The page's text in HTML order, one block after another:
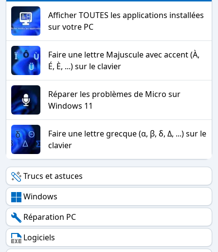
Afficher TOUTES les applications installées
sur votre PC
Faire une lettre Majuscule avec accent (À,
É, È, ...) sur le clavier
Réparer les problèmes de Micro sur
Windows 11
Faire une lettre grecque (α, β, δ, Δ, ...) sur le
clavier
Trucs et astuces
Windows
Réparation PC
Logiciels